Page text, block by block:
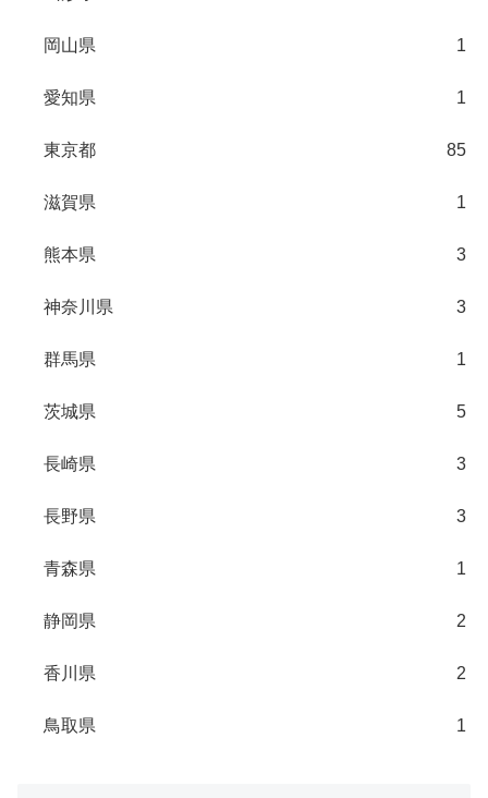
岡山県 1
愛知県 1
東京都 85
滋賀県 1
熊本県 3
神奈川県 3
群馬県 1
茨城県 5
長崎県 3
長野県 3
青森県 1
静岡県 2
香川県 2
鳥取県 1